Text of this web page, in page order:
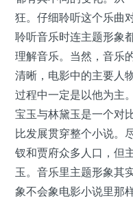
狂。仔细聆听这个乐曲
聆听音乐时连主题形象
理解音乐。当然，音乐
清晰，电影中的主要人
过程中一定是以他为主
宝玉与林黛玉是一个对
比发展贯穿整个小说。
钗和贾府众多人口，但
玉。音乐里主题形象其
象不会象电影小说里那